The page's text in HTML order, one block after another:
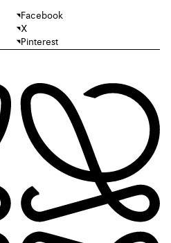
Facebook
X
Pinterest